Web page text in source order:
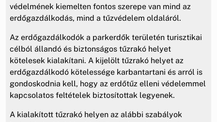
védelmének kiemelten fontos szerepe van mind az
erdőgazdálkodás, mind a tűzvédelem oldaláról.
Az erdőgazdálkodók a parkerdők területén turisztikai
célból állandó és biztonságos tűzrakó helyet
kötelesek kialakítani. A kijelölt tűzrakó helyet az
erdőgazdálkodó kötelessége karbantartani és arról is
gondoskodnia kell, hogy az erdőtűz elleni védelemmel
kapcsolatos feltételek biztosítottak legyenek.
A kialakított tűzrakó helyen az alábbi szabályok